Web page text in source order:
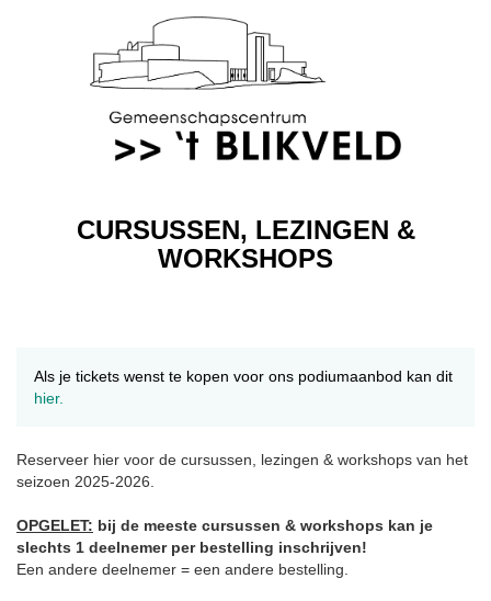
CURSUSSEN, LEZINGEN &
WORKSHOPS
Als je tickets wenst te kopen voor ons podiumaanbod kan dit
hier.
Reserveer hier voor de cursussen, lezingen & workshops van het
seizoen 2025-2026.
OPGELET: bij de meeste cursussen & workshops kan je
slechts 1 deelnemer per bestelling inschrijven!
Een andere deelnemer = een andere bestelling.